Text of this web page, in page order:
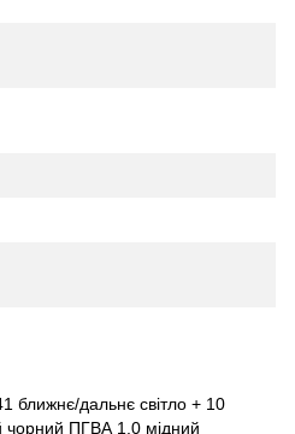
дальнє світло + 10
чорний ПГВА 1.0 мідний